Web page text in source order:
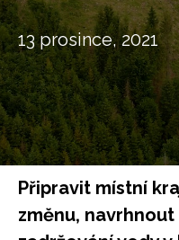
13 prosince, 2021
Připravit místní
změnu,